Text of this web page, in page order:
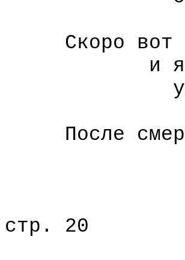
Скоро вот
и я
и
После
стоять
стр. 20